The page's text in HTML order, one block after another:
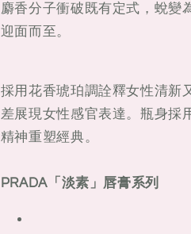
麝香分子衝破既有定式，蛻變
迎面而至。
採用花香琥珀調詮釋女性清新
差展現女性感官表達。瓶身採
精神重塑經典。
PRADA「淡素」唇膏系列